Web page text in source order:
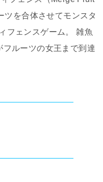
ツを合体させてモンスタ
フェンスゲーム。 雑魚
ルーツの女王まで到達